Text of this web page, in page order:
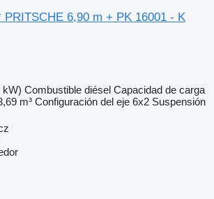
PRITSCHE 6,90 m + PK 16001 - K
kW) Combustible diésel Capacidad de carga
m³ Configuración del eje 6x2 Suspensión